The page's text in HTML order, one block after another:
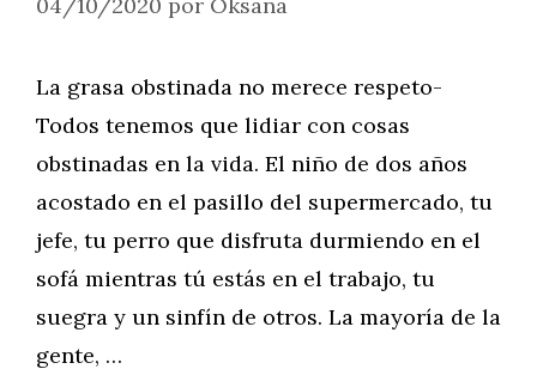
La grasa obstinada no merece respeto-
Todos tenemos que lidiar con cosas
obstinadas en la vida. El niño de dos años
acostado en el pasillo del supermercado, tu
jefe, tu perro que disfruta durmiendo en el
sofá mientras tú estás en el trabajo, tu
suegra y un sinfín de otros. La mayoría de la
gente, …